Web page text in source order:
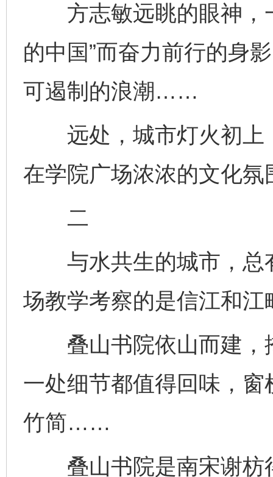
方志敏远眺的眼神，
的中国”而奋力前行的身
可遏制的浪潮……
远处，城市灯火初上
在学院广场浓浓的文化氛
二
与水共生的城市，总
场教学考察的是信江和江
叠山书院依山而建，
一处细节都值得回味，
竹简……
叠山书院是南宋谢枋